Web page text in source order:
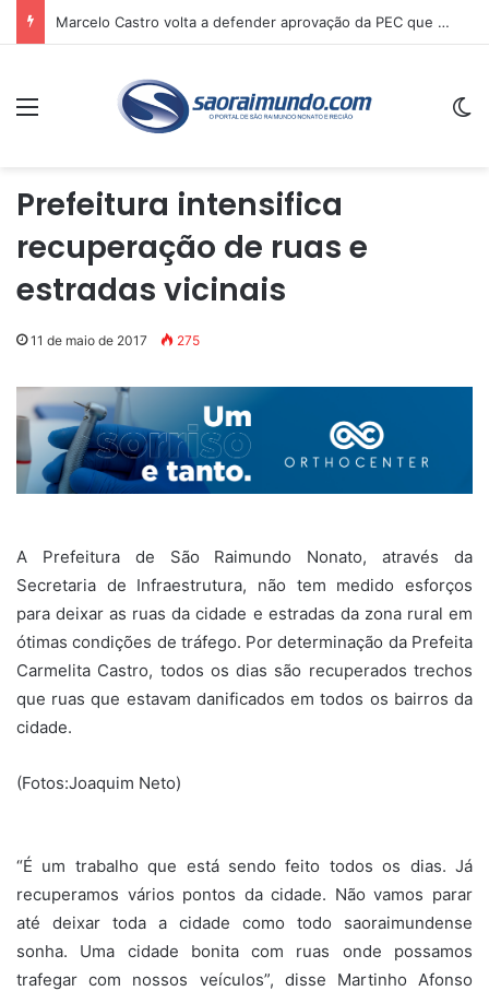
Marcelo Castro volta a defender aprovação da PEC que acaba com a escala 6×1 e avalia clima no Senado
Menu
Prefeitura intensifica
recuperação de ruas e
estradas vicinais
11 de maio de 2017 275
A Prefeitura de São Raimundo Nonato, através da
Secretaria de Infraestrutura, não tem medido esforços
para deixar as ruas da cidade e estradas da zona rural em
ótimas condições de tráfego. Por determinação da Prefeita
Carmelita Castro, todos os dias são recuperados trechos
que ruas que estavam danificados em todos os bairros da
cidade.
(Fotos:Joaquim Neto)
“É um trabalho que está sendo feito todos os dias. Já
recuperamos vários pontos da cidade. Não vamos parar
até deixar toda a cidade como todo saoraimundense
sonha. Uma cidade bonita com ruas onde possamos
trafegar com nossos veículos”, disse Martinho Afonso